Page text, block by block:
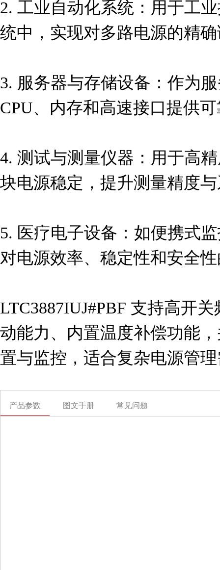
2. 工业自动化系统：用于工
统中，实现对多路电源的精
3. 服务器与存储设备：作为
CPU、内存和高速接口提供
4. 测试与测量仪器：用于高
块电源稳定，提升测量精度
5. 医疗电子设备：如便携式
对电源效率、稳定性和安全
LTC3887IUJ#PBF 支持高开
动能力、内置温度补偿功能
置与监控，适合复杂电源管
产品参数 图文手册 常见问题